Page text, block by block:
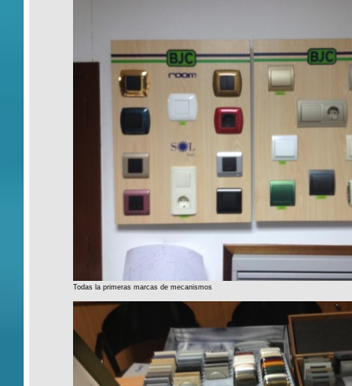
Todas la primeras marcas de mecanismos